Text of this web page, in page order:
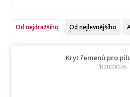
Od nejdražšího Od nejlevnějšího
Kryt řemenů pro
10100026